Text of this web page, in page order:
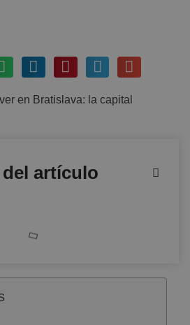
en Bratislava: la capital
artículo